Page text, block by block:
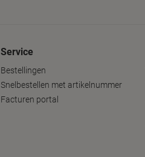
Service
Bestellingen
Snelbestellen met artikelnummer
Facturen portal